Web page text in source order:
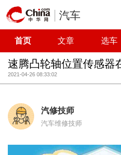
汽车
首页 文章 选车
速腾凸轮轴位置传感器
2021-04-26 08:33:02
汽修技师
汽车维修技师